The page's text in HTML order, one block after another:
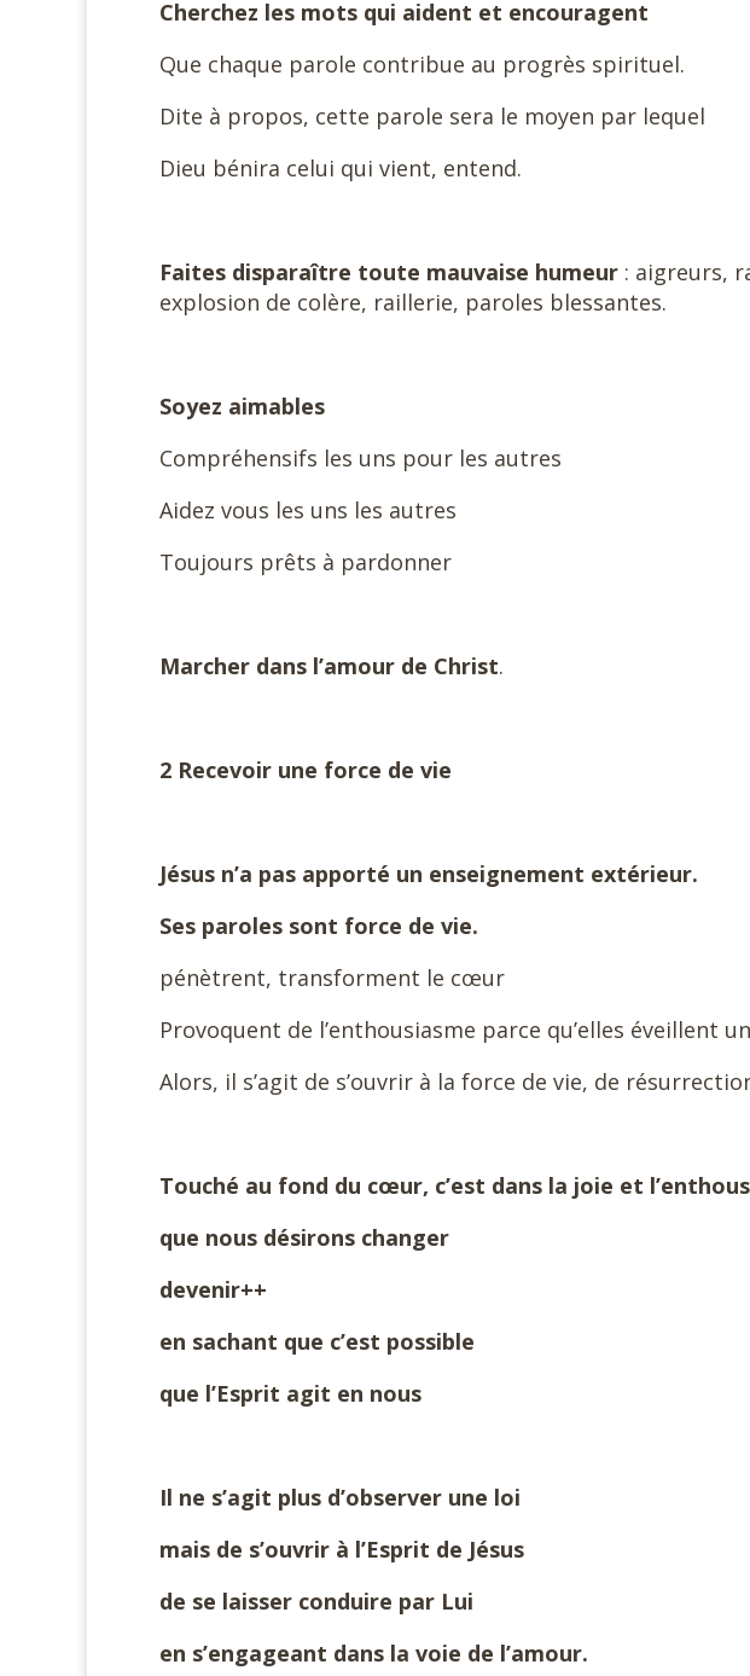
Cherchez les mots qui aident et encouragent
Que chaque parole contribue au progrès spirituel.
Dite à propos, cette parole sera le moyen par lequel
Dieu bénira celui qui vient, entend.
Faites disparaître toute mauvaise humeur : aigreurs,
explosion de colère, raillerie, paroles blessantes.
Soyez aimables
Compréhensifs les uns pour les autres
Aidez vous les uns les autres
Toujours prêts à pardonner
Marcher dans l’amour de Christ.
2 Recevoir une force de vie
Jésus n’a pas apporté un enseignement extérieur.
Ses paroles sont force de vie.
pénètrent, transforment le cœur
Provoquent de l’enthousiasme parce qu’elles éveillent
Alors, il s’agit de s’ouvrir à la force de vie, de
Touché au fond du cœur, c’est dans la joie et
que nous désirons changer
devenir++
en sachant que c’est possible
que l’Esprit agit en nous
Il ne s’agit plus d’observer une loi
mais de s’ouvrir à l’Esprit de Jésus
de se laisser conduire par Lui
en s’engageant dans la voie de l’amour.